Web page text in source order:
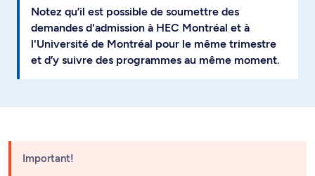
Notez qu’il est possible de soumettre des
demandes d'admission à HEC Montréal et à
l'Université de Montréal pour le même trimestre
et d’y suivre des programmes au même moment.
Important!